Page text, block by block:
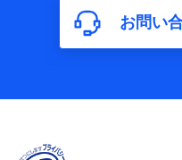
年数などの情報、ペット
れます。
【共同して利用する者
株式会社NTTドコモ
当社又は株式会社NTTド
お問い